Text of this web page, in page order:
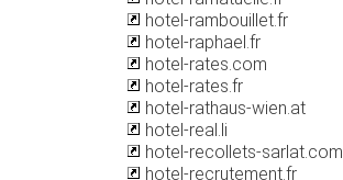
hotel-rambouillet.fr
hotel-raphael.fr
hotel-rates.com
hotel-rates.fr
hotel-rathaus-wien.at
hotel-real.li
hotel-recollets-sarlat.com
hotel-recrutement.fr